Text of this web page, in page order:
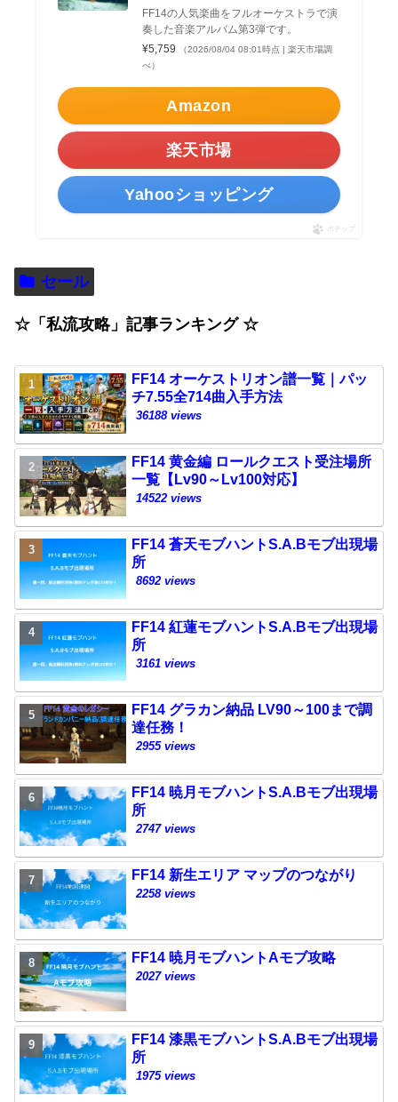
FF14の人気楽曲をフルオーケストラで演
奏した音楽アルバム第3弾です。
¥5,759
（2026/08/04 08:01時点 | 楽天市場調
べ）
Amazon
楽天市場
Yahooショッピング
ポチップ
セール
☆「私流攻略」記事ランキング ☆
FF14 オーケストリオン譜一覧｜パッ
チ7.55全714曲入手方法
36188 views
FF14 黄金編 ロールクエスト受注場所
一覧【Lv90～Lv100対応】
14522 views
FF14 蒼天モブハントS.A.Bモブ出現場
所
8692 views
FF14 紅蓮モブハントS.A.Bモブ出現場
所
3161 views
FF14 グラカン納品 LV90～100まで調
達任務！
2955 views
FF14 暁月モブハントS.A.Bモブ出現場
所
2747 views
FF14 新生エリア マップのつながり
2258 views
FF14 暁月モブハントAモブ攻略
2027 views
FF14 漆黒モブハントS.A.Bモブ出現場
所
1975 views